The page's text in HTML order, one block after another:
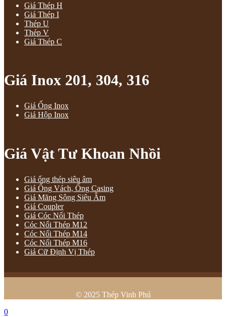
Giá Thép H
Giá Thép I
Thép U
Thép V
Giá Thép C
Giá Inox 201, 304, 316
Giá Ống Inox
Giá Hộp Inox
Giá Vật Tư Khoan Nhồi
Giá ống thép siêu âm
Giá Ống Vách, Ống Casing
Giá Măng Sông Siêu Âm
Giá Coupler
Giá Cóc Nối Thép
Cóc Nối Thép M12
Cóc Nối Thép M14
Cóc Nối Thép M16
Giá Cữ Định Vị Thép
© 2025 Thép Vinh Phú
0